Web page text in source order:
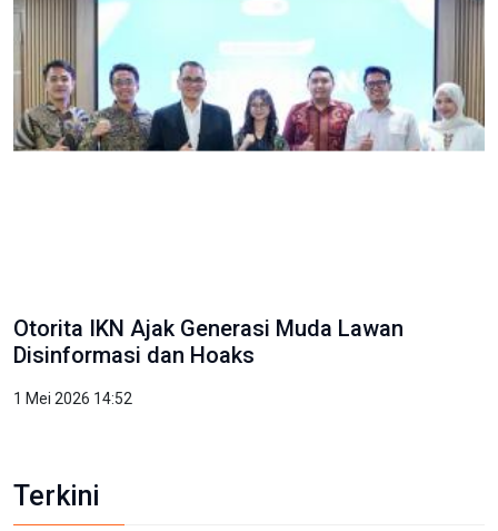
Otorita IKN Ajak Generasi Muda Lawan
Disinformasi dan Hoaks
1 Mei 2026 14:52
Terkini